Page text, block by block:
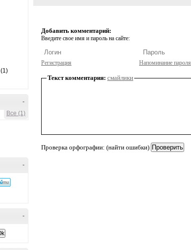
(1)
-
Все (1)
-
-
Добавить комментарий:
Введите свое имя и пароль на сайте:
Регистрация Напоминание пароля
Текст комментария: смайлики
Проверка орфографии: (найти ошибки)